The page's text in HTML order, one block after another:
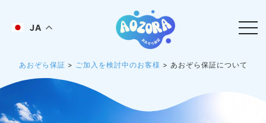
JA
あおぞら保証 > ご加入を検討中のお客様 > あおぞら保証について